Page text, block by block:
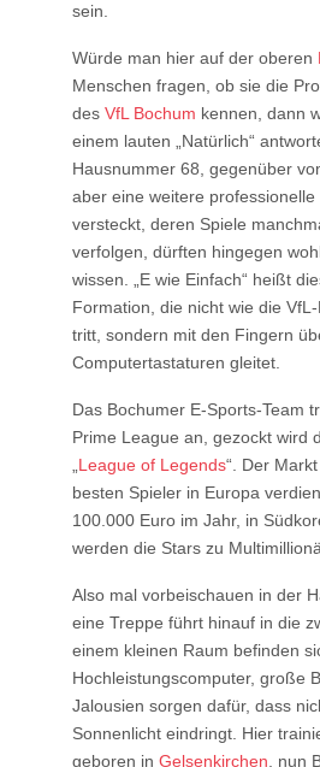
sein.
Würde man hier auf der oberen
Menschen fragen, ob sie die
des VfL Bochum kennen, dann
einem lauten „Natürlich“
Hausnummer 68, gegenüber
aber eine weitere
versteckt, deren Spiele
verfolgen, dürften hingegen
wissen. „E wie Einfach“ heißt
Formation, die nicht wie die
tritt, sondern mit den Fingern
Computertastaturen gleitet.
Das Bochumer E-Sports-Team
Prime League an, gezockt wird
„League of Legends“. Der
besten Spieler in Europa
100.000 Euro im Jahr, in
werden die Stars zu
Also mal vorbeischauen in der
eine Treppe führt hinauf in die
einem kleinen Raum befinden
Hochleistungscomputer, große
Jalousien sorgen dafür, dass
Sonnenlicht eindringt. Hier
geboren in Gelsenkirchen, nun